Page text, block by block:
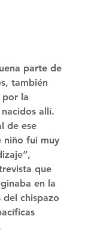
parte de
también
por la
allí.
de ese
niño fui muy
que
en la
del chispazo